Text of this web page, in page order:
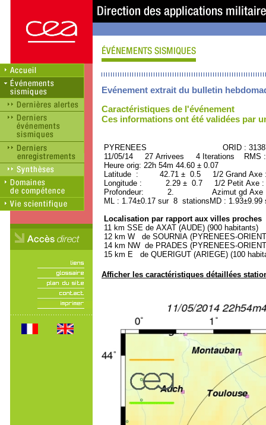
Evénement extrait du bulletin
Caractéristiques de l'événement
Ces informations ont été validées par
PYRENEES ORID :
11/05/14 27 Arrivees 4 Iterations RMS
Heure orig: 22h 54m 44.60 ± 0.07
Latitude : 42.71 ± 0.5 1/2 Grand
Longitude : 2.29 ± 0.7 1/2 Petit Axe
Profondeur: 2. Azimut gd Axe :
ML : 1.74±0.17 sur 8 stationsMD :
Localisation par rapport aux villes proches
11 km SSE de AXAT (AUDE) (900 habitants)
12 km W de SOURNIA (PYRENEES-
14 km NW de PRADES (PYRENEES-
15 km E de QUERIGUT (ARIEGE) (100
Afficher les caractéristiques détaillées